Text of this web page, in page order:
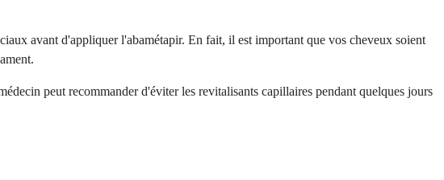
avant d'appliquer l'abamétapir. En fait, il est important que vos cheveux soient
peut recommander d'éviter les revitalisants capillaires pendant quelques jours